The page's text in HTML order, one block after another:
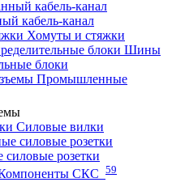
кабель-канал
Хомуты и стяжки
Шины
блоки
Промышленные
Силовые вилки
розетки
СКС 59